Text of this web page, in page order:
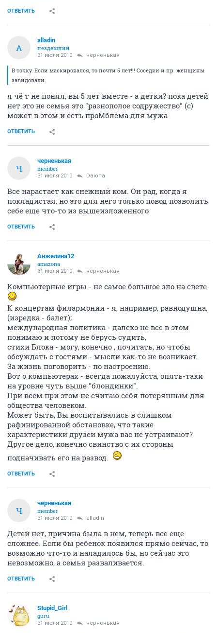
ОТВЕТИТЬ
A
alladin
нездешний
31 июля 2010 черненькая
В точку. Если маскировался, то почти 5 лет!!! Соседки и пр. женщины
завидовали.
я чё т не понял, вы 5 лет вместе - а детки? пока детей
нет это не семья это "разнополое содружество" (с)
может в этом и есть проМблема для мужа
ОТВЕТИТЬ
Ч
черненькая
member
31 июля 2010 Daiona
Все нарастает как снежный ком. Он рад, когда я
покладистая, но это для него только повод позволить
себе еще что-то из вышеизложенного
ОТВЕТИТЬ
Анжелина12
amazona
31 июля 2010 черненькая
Компьютерные игры - не самое большое зло на свете.
К концертам филармонии - я, например, равнодушна,
(изредка - балет);
международная политика - далеко не все в этом
понимаю и потому не берусь судить,
стихи Блока - могу, конечно , почитать, но чтобы
обсуждать с гостями - мысли как-то не возникает.
За жизнь поговорить - по настроению.
Вот о компьютерах - всегда пожалуйста, опять-таки
на уровне чуть выше "блондинки".
При всем при этом не считаю себя потерянным для
общества человеком.
Может быть, Вы воспитывались в слишком
рафинированной обстановке, что такие
характеристики друзей мужа вас не устраивают?
Другое дело, конечно свинство с их стороны
подначивать его на развод.
ОТВЕТИТЬ
Ч
черненькая
member
31 июля 2010 alladin
Детей нет, причина была в нем, теперь все еще
сложнее. Если бы ребенок появился прямо сейчас, то
возможно что-то и наладилось бы, но сейчас это
невозможно, а семья разваливается.
ОТВЕТИТЬ
Stupid_Girl
guru
31 июля 2010 черненькая